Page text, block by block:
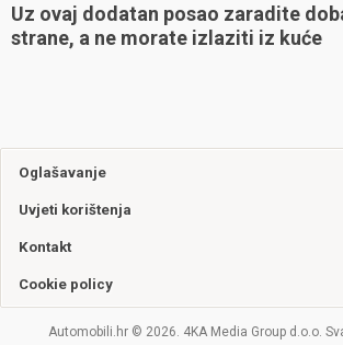
Uz ovaj dodatan posao zaradite
strane, a ne morate izlaziti iz kuće
Oglašavanje
Uvjeti korištenja
Kontakt
Cookie policy
Automobili.hr © 2026. 4KA Media Group d.o.o.